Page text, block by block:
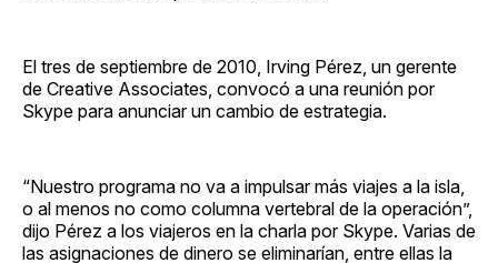
El tres de septiembre de 2010, Irving Pérez, un gerente
de Creative Associates, convocó a una reunión por
Skype para anunciar un cambio de estrategia.
“Nuestro programa no va a impulsar más viajes a la isla,
o al menos no como columna vertebral de la operación”,
dijo Pérez a los viajeros en la charla por Skype. Varias de
las asignaciones de dinero se eliminarían, entre ellas la